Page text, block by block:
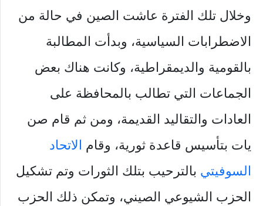
وخلال تلك الفترة عاشت الصين في حالة من
الاضطرابات السياسية، وبدأت المطالبة
بالقومية والديمقراطية، وكانت هناك بعض
الجماعات التي تطالب بالمحافظة على
العادات والتقاليد القديمة، ومن ثم قام صن
يات بتأسيس قاعدة ثورية، وقام الاتحاد
السوفيتي بالترحيب بتلك الثورات وتم تشكيل
الحزب الشيوعي الصيني، وتمكن ذلك الحزب